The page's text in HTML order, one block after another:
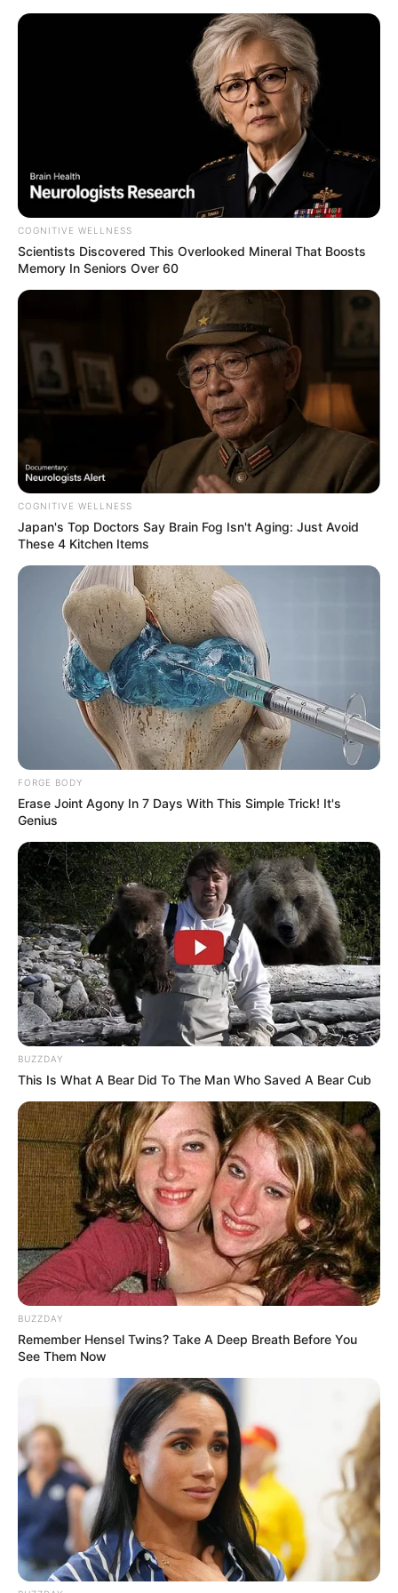
Candy Ken
0
fans love
VOTE
Tanggal Lahir:
27 Juli1992
Tempat Lahir:
Bregenz,Austria
Umur:
34 Tahun Model,Rapper,TikToker,Youtuber
Edit
Di tahun 2014, Candy Ken atau nama aslinya Jakob Kasimir
Hellrigl adalah mahasiswa yang mengambil jurusan fotografi dan
desain film. Namun ia keluar dan berkat kedua temannya, ia
mengejar karirnya dalam bermusik.
COGNITIVE WELLNESS
Scientists Discovered This Overlooked Mineral That Boosts
Memory In Seniors Over 60
COGNITIVE WELLNESS
Japan's Top Doctors Say Bra​in Fo​g Isn't Aging: Just Avoid
These 4 Kitchen Items
FORGE BODY
Erase Joint Agony In 7 Days With This Simple Trick! It's
Genius
BUZZDAY
This Is What A Bear Did To The Man Who Saved A Bear Cub
BUZZDAY
Remember Hensel Twins? Take A Deep Breath Before You
See Them Now